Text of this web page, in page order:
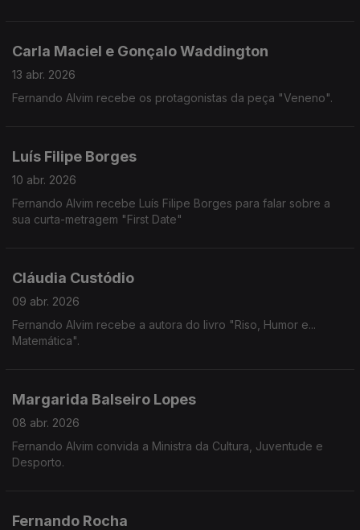
Carla Maciel e Gonçalo Waddington
13 abr. 2026
Fernando Alvim recebe os protagonistas da peça "Veneno".
Luís Filipe Borges
10 abr. 2026
Fernando Alvim recebe Luís Filipe Borges para falar sobre a
sua curta-metragem "First Date"
Cláudia Custódio
09 abr. 2026
Fernando Alvim recebe a autora do livro "Riso, Humor e...
Matemática".
Margarida Balseiro Lopes
08 abr. 2026
Fernando Alvim convida a Ministra da Cultura, Juventude e
Desporto.
Fernando Rocha